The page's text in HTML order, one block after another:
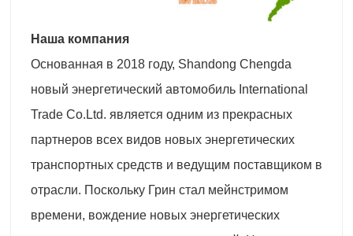
Наша компания
Основанная в 2018 году, Shandong Chengda
новый энергетический автомобиль International
Trade Co.Ltd. является одним из прекрасных
партнеров всех видов новых энергетических
транспортных средств и ведущим поставщиком в
отрасли. Поскольку Грин стал мейнстримом
времени, вождение новых энергетических